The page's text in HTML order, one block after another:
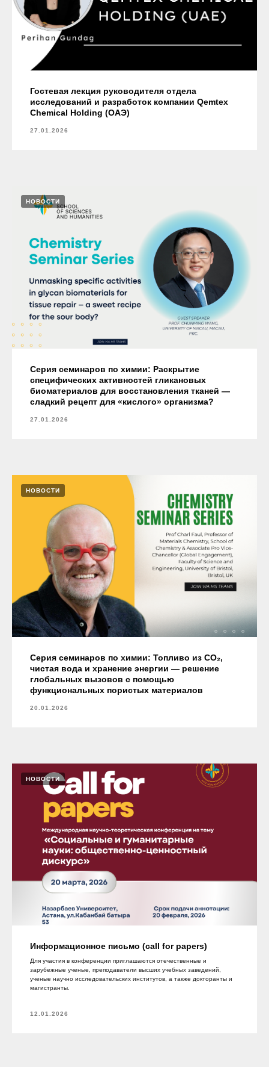
Гостевая лекция руководителя отдела
исследований и разработок компании Qemtex
Chemical Holding (ОАЭ)
27.01.2026
НОВОСТИ
Серия семинаров по химии: Раскрытие
специфических активностей гликановых
биоматериалов для восстановления тканей —
сладкий рецепт для «кислого» организма?
27.01.2026
НОВОСТИ
Серия семинаров по химии: Топливо из CO₂,
чистая вода и хранение энергии — решение
глобальных вызовов с помощью
функциональных пористых материалов
20.01.2026
НОВОСТИ
Информационное письмо (call for papers)
Для участия в конференции приглашаются отечественные и
зарубежные ученые, преподаватели высших учебных заведений,
ученые научно исследовательских институтов, а также докторанты и
магистранты.
12.01.2026